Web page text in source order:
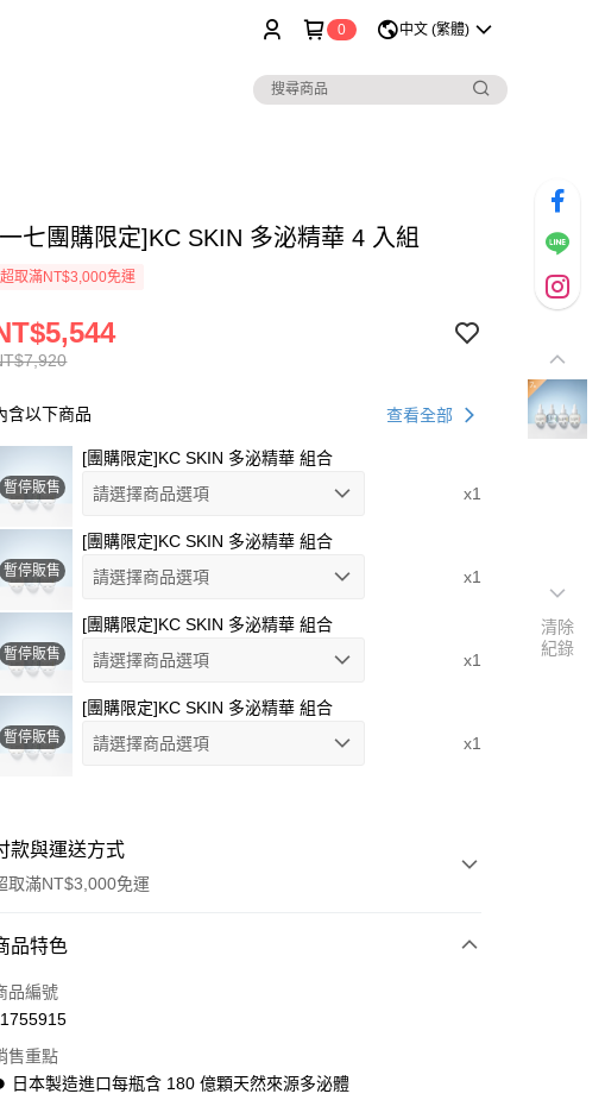
0 中文 (繁體)
七團購限定]KC SKIN 多泌精華 4 入組
超取滿NT$3,000免運
含以下商品 查看全部
暫停販售
[團購限定]KC SKIN 多泌精華 組合
請選擇商品選項
x1
暫停販售
[團購限定]KC SKIN 多泌精華 組合
請選擇商品選項
x1
暫停販售
[團購限定]KC SKIN 多泌精華 組合
請選擇商品選項
x1
暫停販售
[團購限定]KC SKIN 多泌精華 組合
請選擇商品選項
x1
款與運送方式
取滿NT$3,000免運
付款方式
用卡一次付款
Pay
品特色
品編號
售重點
日本製造進口每瓶含 180 億顆天然來源多泌體
清除
紀錄